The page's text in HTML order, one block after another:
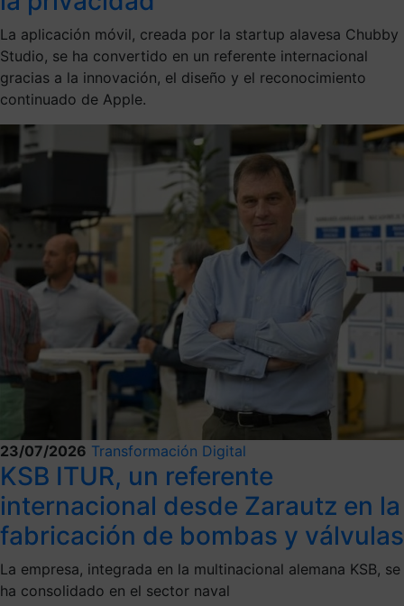
La aplicación móvil, creada por la startup alavesa Chubby
Studio, se ha convertido en un referente internacional
gracias a la innovación, el diseño y el reconocimiento
continuado de Apple.
23/07/2026 Transformación Digital
KSB ITUR, un referente
internacional desde Zarautz en la
fabricación de bombas y válvulas
La empresa, integrada en la multinacional alemana KSB, se
ha consolidado en el sector naval